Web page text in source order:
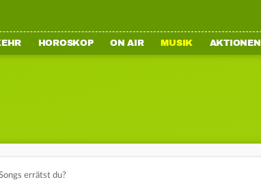
HOROSKOP ON AIR MUSIK AKTIONEN
errätst du?